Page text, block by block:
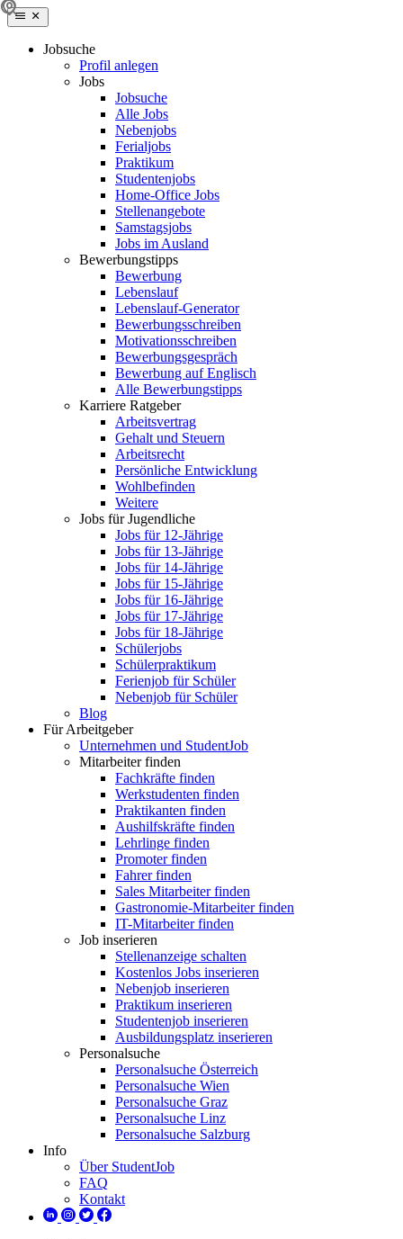
Jobsuche
Profil anlegen
Jobs
Jobsuche
Alle Jobs
Nebenjobs
Ferialjobs
Praktikum
Studentenjobs
Home-Office Jobs
Stellenangebote
Samstagsjobs
Jobs im Ausland
Bewerbungstipps
Bewerbung
Lebenslauf
Lebenslauf-Generator
Bewerbungsschreiben
Motivationsschreiben
Bewerbungsgespräch
Bewerbung auf Englisch
Alle Bewerbungstipps
Karriere Ratgeber
Arbeitsvertrag
Gehalt und Steuern
Arbeitsrecht
Persönliche Entwicklung
Wohlbefinden
Weitere
Jobs für Jugendliche
Jobs für 12-Jährige
Jobs für 13-Jährige
Jobs für 14-Jährige
Jobs für 15-Jährige
Jobs für 16-Jährige
Jobs für 17-Jährige
Jobs für 18-Jährige
Schülerjobs
Schülerpraktikum
Ferienjob für Schüler
Nebenjob für Schüler
Blog
Für Arbeitgeber
Unternehmen und StudentJob
Mitarbeiter finden
Fachkräfte finden
Werkstudenten finden
Praktikanten finden
Aushilfskräfte finden
Lehrlinge finden
Promoter finden
Fahrer finden
Sales Mitarbeiter finden
Gastronomie-Mitarbeiter finden
IT-Mitarbeiter finden
Job inserieren
Stellenanzeige schalten
Kostenlos Jobs inserieren
Nebenjob inserieren
Praktikum inserieren
Studentenjob inserieren
Ausbildungsplatz inserieren
Personalsuche
Personalsuche Österreich
Personalsuche Wien
Personalsuche Graz
Personalsuche Linz
Personalsuche Salzburg
Info
Über StudentJob
FAQ
Kontakt